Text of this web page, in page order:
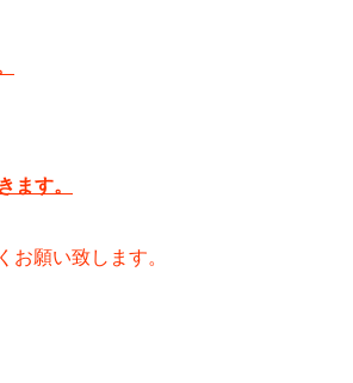
ます。
願い致します。